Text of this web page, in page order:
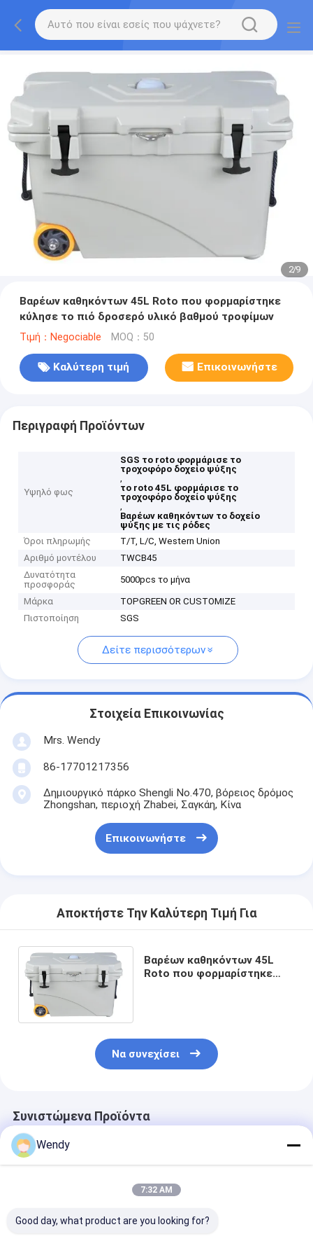
2/9
Βαρέων καθηκόντων 45L Roto που φορμαρίστηκε
κύλησε το πιό δροσερό υλικό βαθμού τροφίμων
Τιμή：Negociable MOQ：50
Καλύτερη τιμή Επικοινωνήστε
Περιγραφή Προϊόντων
Υψηλό φως
SGS το roto φορμάρισε το
τροχοφόρο δοχείο ψύξης
,
το roto 45L φορμάρισε το
τροχοφόρο δοχείο ψύξης
,
Βαρέων καθηκόντων το δοχείο
ψύξης με τις ρόδες
Όροι πληρωμής
T/T, L/C, Western Union
Αριθμό μοντέλου
TWCB45
Δυνατότητα
προσφοράς
5000pcs το μήνα
Μάρκα
TOPGREEN OR CUSTOMIZE
Πιστοποίηση
SGS
Δείτε περισσότερων
Στοιχεία Επικοινωνίας
Mrs. Wendy
86-17701217356
Δημιουργικό πάρκο Shengli No.470, βόρειος δρόμος
Zhongshan, περιοχή Zhabei, Σαγκάη, Κίνα
Επικοινωνήστε
Αποκτήστε Την Καλύτερη Τιμή Για
Βαρέων καθηκόντων 45L
Roto που φορμαρίστηκε
Να συνεχίσει
Συνιστώμενα Προϊόντα
Wendy
7:32 AM
Good day, what product are you looking for?